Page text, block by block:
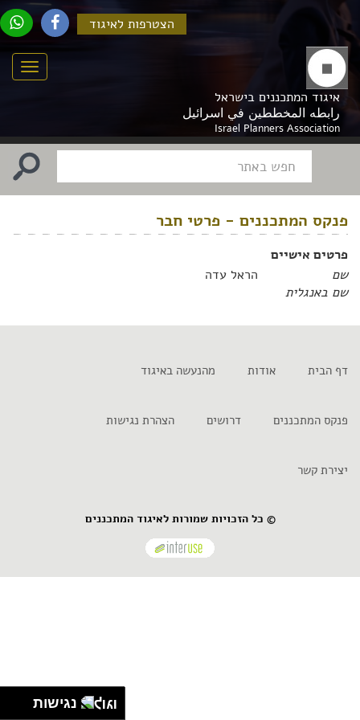
הצטרפות לאיגוד
איגוד המתכננים בישראל
رابطه المخططين في اسرائيل
Israel Planners Association
פנקס המתכננים - פרטי חבר
פרטים אישיים
שם
הראל עדה
שם באנגלית
דף הבית אודות מהנעשה באיגוד
פנקס המתכננים דרושים הצהרת נגישות
יצירת קשר
© כל הזכויות שמורות לאיגוד המתכננים
נגישות